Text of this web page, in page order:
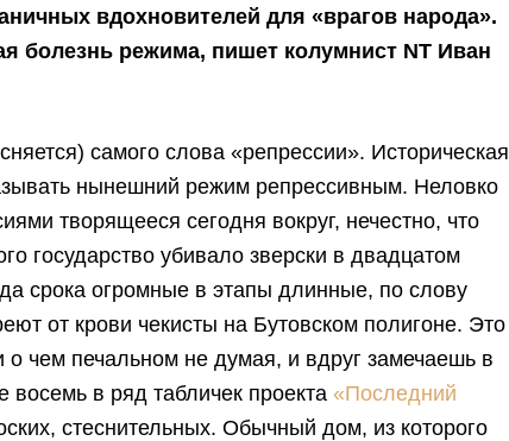
вдохновителей для «врагов народа».
болезнь режима, пишет колумнист NT Иван
самого слова «репрессии». Историческая
нынешний режим репрессивным. Неловко
творящееся сегодня вокруг, нечестно, что
государство убивало зверски в двадцатом
срока огромные в этапы длинные, по слову
от крови чекисты на Бутовском полигоне. Это
о чем печальном не думая, и вдруг замечаешь в
восемь в ряд табличек проекта«Последний
стеснительных. Обычный дом, из которого